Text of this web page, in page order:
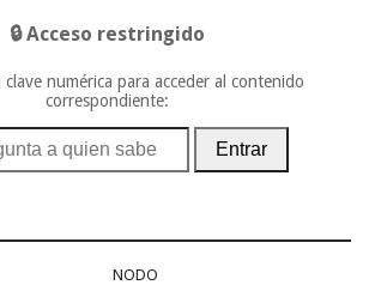
🔒 Acceso restringido
numérica para acceder al contenido
correspondiente:
Entrar
NODO